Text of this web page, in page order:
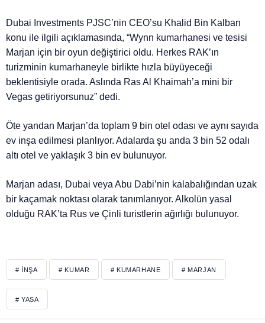
Dubai Investments PJSC’nin CEO’su Khalid Bin Kalban
konu ile ilgili açıklamasında, “Wynn kumarhanesi ve tesisi
Marjan için bir oyun değiştirici oldu. Herkes RAK’ın
turizminin kumarhaneyle birlikte hızla büyüyeceği
beklentisiyle orada. Aslında Ras Al Khaimah’a mini bir
Vegas getiriyorsunuz” dedi.
Öte yandan Marjan’da toplam 9 bin otel odası ve aynı sayıda
ev inşa edilmesi planlıyor. Adalarda şu anda 3 bin 52 odalı
altı otel ve yaklaşık 3 bin ev bulunuyor.
Marjan adası, Dubai veya Abu Dabi’nin kalabalığından uzak
bir kaçamak noktası olarak tanımlanıyor. Alkolün yasal
olduğu RAK’ta Rus ve Çinli turistlerin ağırlığı bulunuyor.
# İNŞA # KUMAR # KUMARHANE # MARJAN
# YASA